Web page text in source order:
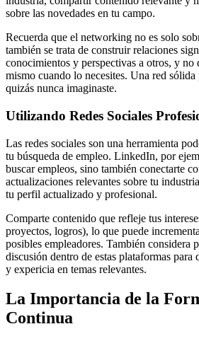
sobre las novedades en tu campo.
Recuerda que el networking no es solo
también se trata de construir relaciones
conocimientos y perspectivas a otros, y no
mismo cuando lo necesites. Una red sólida
quizás nunca imaginaste.
Utilizando Redes Sociales
Las redes sociales son una herramienta
tu búsqueda de empleo. LinkedIn, por
buscar empleos, sino también conectarte
actualizaciones relevantes sobre tu
tu perfil actualizado y profesional.
Comparte contenido que refleje tus
proyectos, logros), lo que puede
posibles empleadores. También considera
discusión dentro de estas plataformas para
y expericia en temas relevantes.
La Importancia de la
Continua